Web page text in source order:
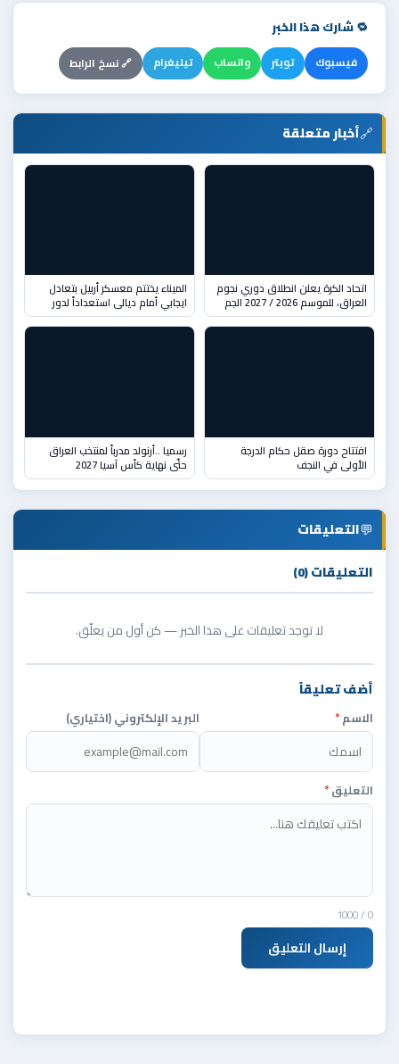
🔁 شارك هذا الخبر
فيسبوك تويتر واتساب تيليغرام 🔗 نسخ الرابط
🔗أخبار متعلقة
اتحاد الكرة يعلن انطلاق دوري نجوم
العراق، للموسم 2026 / 2027 الجم
الميناء يختتم معسكر أربيل بتعادل
ايجابي أمام ديالى استعداداً لدور
افتتاح دورة صقل حكام الدرجة
الأولى في النجف
رسميا ..أرنولد مدرباً لمنتخب العراق
حتّى نهاية كأس آسيا 2027
💬التعليقات
التعليقات (0)
لا توجد تعليقات على هذا الخبر — كن أول من يعلّق.
أضف تعليقاً
الاسم* البريد الإلكتروني (اختياري)
التعليق*
0
/ 1000
إرسال التعليق